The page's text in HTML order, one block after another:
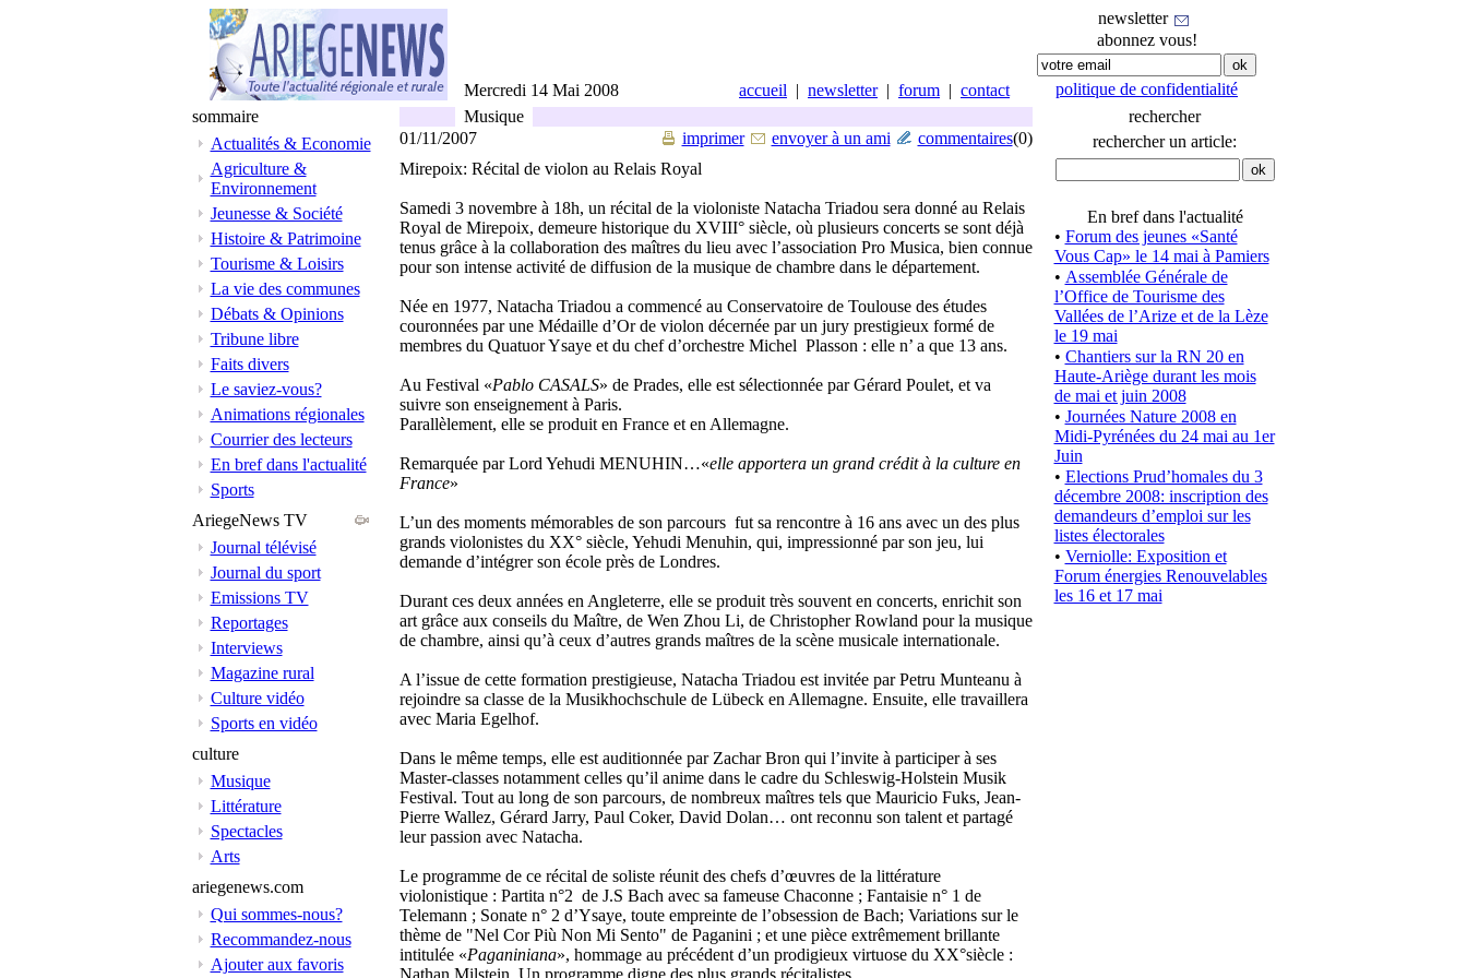
Mercredi 14 Mai 2008 accueil | newsletter| forum | contact
newsletter
abonnez vous!
politique de confidentialité
sommaire
Actualités & Economie
Agriculture &
Environnement
Jeunesse & Société
Histoire & Patrimoine
Tourisme & Loisirs
La vie des communes
Débats & Opinions
Tribune libre
Faits divers
Le saviez-vous?
Animations régionales
Courrier des lecteurs
En bref dans l'actualité
Sports
AriegeNews TV
Journal télévisé
Journal du sport
Emissions TV
Reportages
Interviews
Magazine rural
Culture vidéo
Sports en vidéo
culture
Musique
Littérature
Spectacles
Arts
ariegenews.com
Qui sommes-nous?
Recommandez-nous
Ajouter aux favoris
Musique
01/11/2007
imprimer envoyer à un ami commentaires(0)
Mirepoix: Récital de violon au Relais Royal
Samedi 3 novembre à 18h, un récital de la violoniste Natacha Triadou sera donné au Relais
Royal de Mirepoix, demeure historique du XVIII° siècle, où plusieurs concerts se sont déjà
tenus grâce à la collaboration des maîtres du lieu avec l’association Pro Musica, bien connue
pour son intense activité de diffusion de la musique de chambre dans le département.
Née en 1977, Natacha Triadou a commencé au Conservatoire de Toulouse des études
couronnées par une Médaille d’Or de violon décernée par un jury prestigieux formé de
membres du Quatuor Ysaye et du chef d’orchestre Michel Plasson : elle n’ a que 13 ans.
Au Festival «Pablo CASALS» de Prades, elle est sélectionnée par Gérard Poulet, et va
suivre son enseignement à Paris.
Parallèlement, elle se produit en France et en Allemagne.
Remarquée par Lord Yehudi MENUHIN…«elle apportera un grand crédit à la culture en
France»
L’un des moments mémorables de son parcours fut sa rencontre à 16 ans avec un des plus
grands violonistes du XX° siècle, Yehudi Menuhin, qui, impressionné par son jeu, lui
demande d’intégrer son école près de Londres.
Durant ces deux années en Angleterre, elle se produit très souvent en concerts, enrichit son
art grâce aux conseils du Maître, de Wen Zhou Li, de Christopher Rowland pour la musique
de chambre, ainsi qu’à ceux d’autres grands maîtres de la scène musicale internationale.
A l’issue de cette formation prestigieuse, Natacha Triadou est invitée par Petru Munteanu à
rejoindre sa classe de la Musikhochschule de Lübeck en Allemagne. Ensuite, elle travaillera
avec Maria Egelhof.
Dans le même temps, elle est auditionnée par Zachar Bron qui l’invite à participer à ses
Master-classes notamment celles qu’il anime dans le cadre du Schleswig-Holstein Musik
Festival. Tout au long de son parcours, de nombreux maîtres tels que Mauricio Fuks, Jean-
Pierre Wallez, Gérard Jarry, Paul Coker, David Dolan… ont reconnu son talent et partagé
leur passion avec Natacha.
Le programme de ce récital de soliste réunit des chefs d’œuvres de la littérature
violonistique : Partita n°2 de J.S Bach avec sa fameuse Chaconne ; Fantaisie n° 1 de
Telemann ; Sonate n° 2 d’Ysaye, toute empreinte de l’obsession de Bach; Variations sur le
thème de "Nel Cor Più Non Mi Sento" de Paganini ; et une pièce extrêmement brillante
intitulée «Paganiniana», hommage au précédent d’un prodigieux virtuose du XX°siècle :
Nathan Milstein. Un programme digne des plus grands récitalistes.
rechercher
rechercher un article:
En bref dans l'actualité
• Forum des jeunes «Santé
Vous Cap» le 14 mai à Pamiers
• Assemblée Générale de
l’Office de Tourisme des
Vallées de l’Arize et de la Lèze
le 19 mai
• Chantiers sur la RN 20 en
Haute-Ariège durant les mois
de mai et juin 2008
• Journées Nature 2008 en
Midi-Pyrénées du 24 mai au 1er
Juin
• Elections Prud’homales du 3
décembre 2008: inscription des
demandeurs d’emploi sur les
listes électorales
• Verniolle: Exposition et
Forum énergies Renouvelables
les 16 et 17 mai